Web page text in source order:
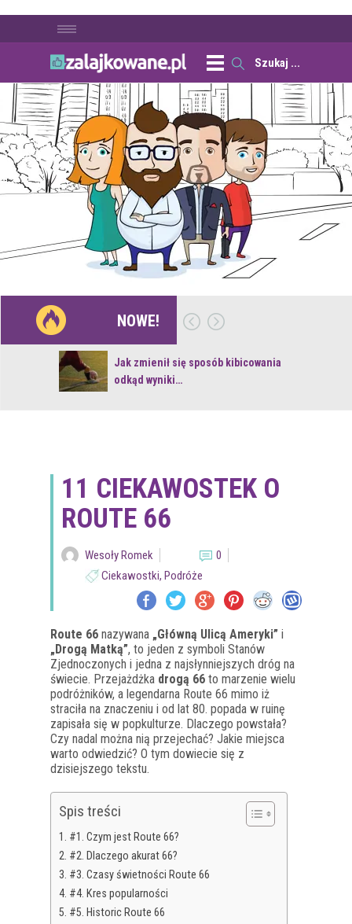
NOWE!
Jak zmienił się sposób kibicowania
odkąd wyniki…
11 CIEKAWOSTEK O
ROUTE 66
Wesoły Romek
0
Ciekawostki, Podróże
Route 66 nazywana „Główną Ulicą Ameryki” i
„Drogą Matką”, to jeden z symboli Stanów
Zjednoczonych i jedna z najsłynniejszych dróg na
świecie. Przejażdżka drogą 66 to marzenie wielu
podróżników, a legendarna Route 66 mimo iż
straciła na znaczeniu i od lat 80. popada w ruinę
zapisała się w popkulturze. Dlaczego powstała?
Czy nadal można nią przejechać? Jakie miejsca
warto odwiedzić? O tym dowiecie się z
dzisiejszego tekstu.
Spis treści
#1. Czym jest Route 66?
#2. Dlaczego akurat 66?
#3. Czasy świetności Route 66
#4. Kres popularności
#5. Historic Route 66